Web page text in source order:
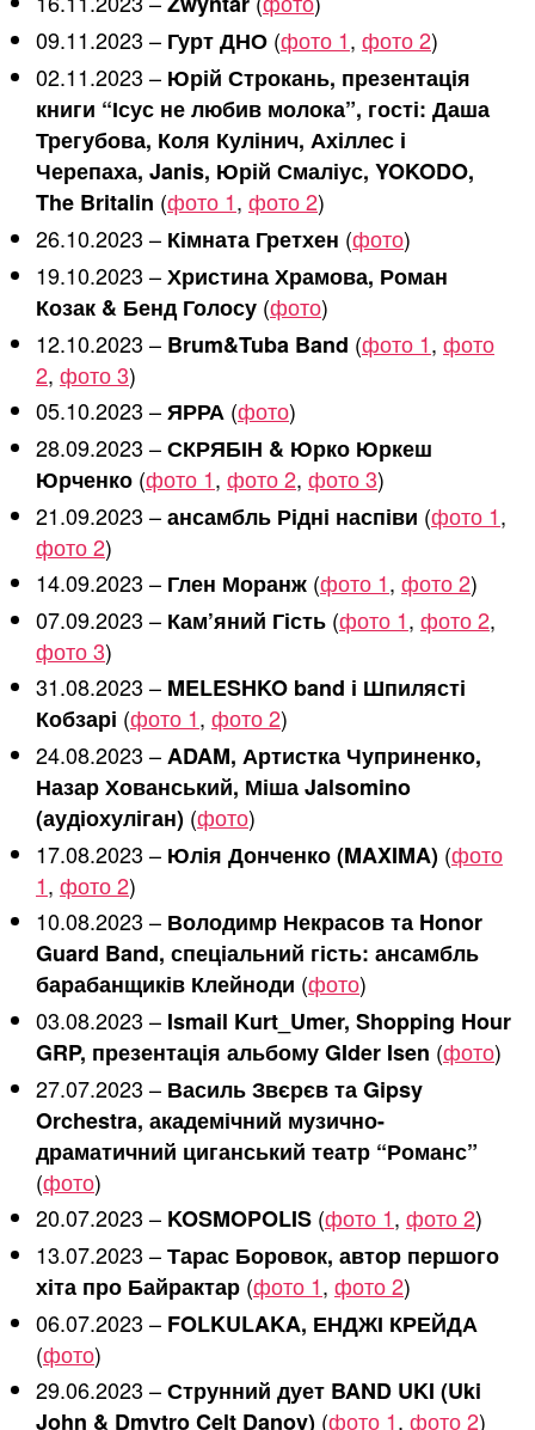
09.11.2023 – Гурт ДНО (фото 1, фото 2)
02.11.2023 – Юрій Строкань, презентація
книги “Ісус не любив молока”, гості: Даша
Трегубова, Коля Кулінич, Ахіллес і
Черепаха, Janis, Юрій Смаліус, YOKODO,
The Britalin (фото 1, фото 2)
26.10.2023 – Кімната Гретхен (фото)
19.10.2023 –Христина Храмова, Роман
Козак & Бенд Голосу (фото)
12.10.2023 – Brum&Tuba Band (фото 1, фото
2, фото 3)
05.10.2023 –ЯРРА (фото)
28.09.2023 –СКРЯБІН & Юрко Юркеш
Юрченко (фото 1, фото 2, фото 3)
21.09.2023 –ансамбль Рідні наспіви (фото 1,
фото 2)
14.09.2023 – Глен Моранж (фото 1, фото 2)
07.09.2023 – Кам’яний Гість (фото 1, фото 2,
фото 3)
31.08.2023 – MELESHKO band і Шпилясті
Кобзарі (фото 1, фото 2)
24.08.2023 –ADAM, Артистка Чуприненко,
Назар Хованський, Міша Jalsomino
(аудіохуліган) (фото)
17.08.2023 – Юлія Донченко (MAXIMA) (фото
1, фото 2)
10.08.2023 – Володимр Некрасов та Honor
Guard Band, спеціальний гість: ансамбль
барабанщиків Клейноди (фото)
03.08.2023 – Ismail Kurt_Umer, Shopping Hour
GRP, презентація альбому GIder Isen (фото)
27.07.2023 – Василь Звєрєв та Gipsy
Orchestra, академічний музично-
драматичний циганський театр “Романс”
(фото)
20.07.2023 – KOSMOPOLIS (фото 1, фото 2)
13.07.2023 –Тарас Боровок, автор першого
хіта про Байрактар (фото 1, фото 2)
06.07.2023 – FOLKULAKA, ЕНДЖІ КРЕЙДА
(фото)
29.06.2023 –Струнний дует BAND UKI (Uki
John & Dmytro Celt Danov) (фото 1, фото 2)